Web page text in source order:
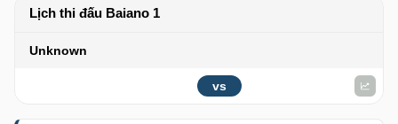
Lịch thi đấu Baiano 1
Unknown
vs